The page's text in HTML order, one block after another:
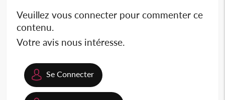
Veuillez vous connecter pour commenter ce
contenu.
Votre avis nous intéresse.
Se Connecter